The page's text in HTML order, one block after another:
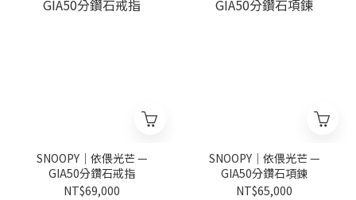
SNOOPY｜依偎光芒 —
GIA50分鑽石戒指
NT$69,000
SNOOPY｜依偎光芒 —
GIA50分鑽石項鍊
NT$65,000